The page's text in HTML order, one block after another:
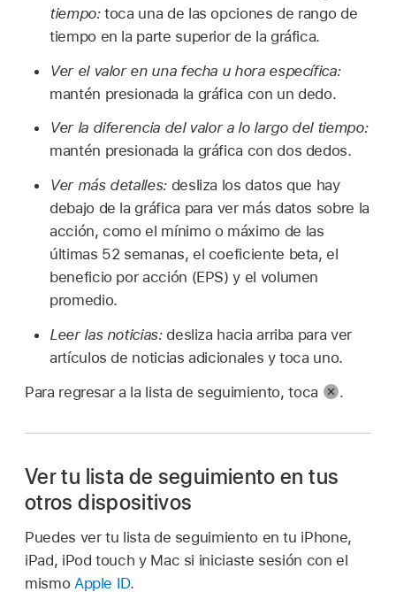
tiempo:toca una de las opciones de rango de
tiempo en la parte superior de la gráfica.
Ver el valor en una fecha u hora específica:
mantén presionada la gráfica con un dedo.
Ver la diferencia del valor a lo largo del tiempo:
mantén presionada la gráfica con dos dedos.
Ver más detalles:desliza los datos que hay
debajo de la gráfica para ver más datos sobre la
acción, como el mínimo o máximo de las
últimas 52 semanas, el coeficiente beta, el
beneficio por acción (EPS) y el volumen
promedio.
Leer las noticias:desliza hacia arriba para ver
artículos de noticias adicionales y toca uno.
Para regresar a la lista de seguimiento, toca
.
Ver tu lista de seguimiento en tus
otros dispositivos
Puedes ver tu lista de seguimiento en tu iPhone,
iPad, iPod touch y Mac si iniciaste sesión con el
mismo Apple ID.